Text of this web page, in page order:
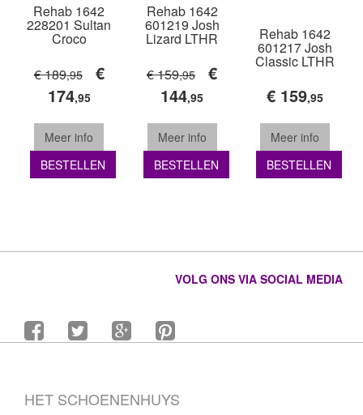
Rehab 1642
228201 Sultan
Croco
€ 189,95
€
174,95
Meer info
BESTELLEN
Rehab 1642
601219 Josh
Lizard LTHR
€ 159,95
€
144,95
Meer info
BESTELLEN
Rehab 1642
601217 Josh
Classic LTHR
€ 159,95
Meer info
BESTELLEN
VOLG ONS VIA SOCIAL MEDIA
HET SCHOENENHUYS